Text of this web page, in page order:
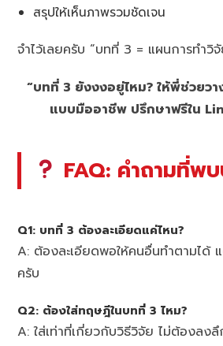
สรุปให้เห็นภาพรวมชัดเจน
จำไว้เลยครับ “บทที่ 3 = แผนการทำวิจั
“บทที่ 3 ยังงงอยู่ไหม? ให้พี่ช่วยวา
แบบมืออาชีพ ปรึกษาฟรีใน
FAQ: คำถามที่พ
Q1: บทที่ 3 ต้องละเอียดแค่ไหน?
A: ต้องละเอียดพอให้คนอื่นทำตามได้
ครับ
Q2: ต้องใส่ทฤษฎีในบทที่ 3 ไหม?
A: ใส่เท่าที่เกี่ยวกับวิธีวิจัย ไม่ต้องลง